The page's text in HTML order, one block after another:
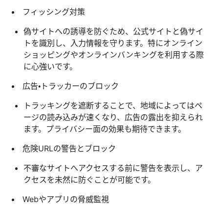
フィッシング対策
偽サイトへの誘導を防ぐため、公式サイトと偽サイ
トを識別し、入力情報を守ります。特にオンライン
ショッピングやオンラインバンキングを利用する際
に心強いです。
広告・トラッカーのブロック
トラッキングを遮断することで、地域によってはペ
ージの読み込みが速くなり、広告の露出を抑えられ
ます。プライバシー面の効果も期待できます。
危険URLの警告とブロック
不審なサイトへアクセスする前に警告を表示し、ア
クセスを未然に防ぐことが可能です。
Webやアプリの脅威監視